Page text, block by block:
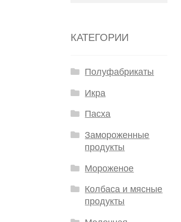
КАТЕГОРИИ
Полуфабрикаты
Икра
Пасха
Замороженные
продукты
Мороженое
Колбаса и мясные
продукты